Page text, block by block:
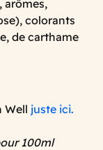
colorants
de carthame
Well juste ici.
100ml